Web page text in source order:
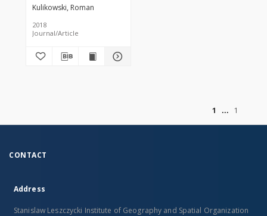
Kulikowski, Roman
2018
Journal/Article
1
1
CONTACT
Address
Stanislaw Leszczycki Institute of Geography and Spatial Organization